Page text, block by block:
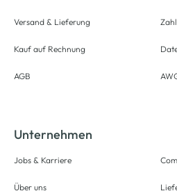
Versand & Lieferung
Kauf auf Rechnung
AGB
Unternehmen
Jobs & Karriere
Über uns